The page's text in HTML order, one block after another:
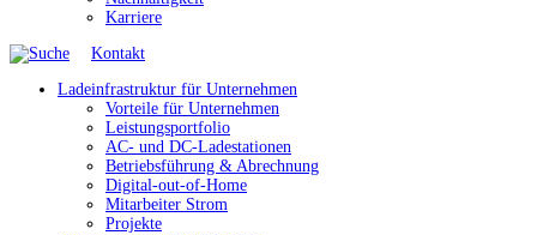
Karriere
Kontakt
Ladeinfrastruktur für Unternehmen
Vorteile für Unternehmen
Leistungsportfolio
AC- und DC-Ladestationen
Betriebsführung & Abrechnung
Digital-out-of-Home
Mitarbeiter Strom
Projekte